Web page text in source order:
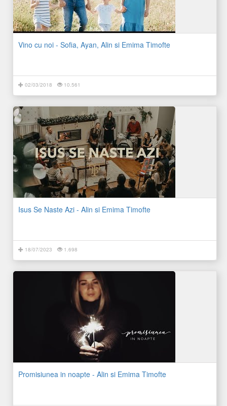
Vino cu noi - Sofia, Ayan, Alin si Emima Timofte
02/03/2018 10.561
Isus Se Naste Azi - Alin si Emima Timofte
18/07/2023 1.698
Promisiunea in noapte - Alin si Emima Timofte